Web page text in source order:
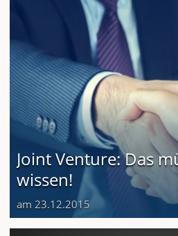
Joint Venture: Das
wissen!
am 23.12.2015